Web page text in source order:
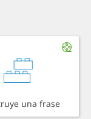
una frase